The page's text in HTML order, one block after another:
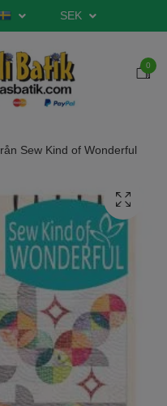
SEK
0
Sew Kind of Wonderful